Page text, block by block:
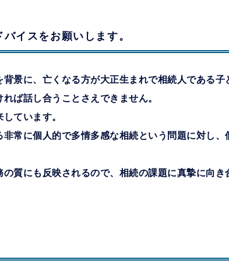
イスをお願いします。
景に、亡くなる方が大正生まれで相続人である子
ば話し合うことさえできません。
ています。
常に個人的で多情多感な相続という問題に対し
の質にも反映されるので、相続の課題に真摯に向